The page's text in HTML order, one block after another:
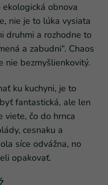
obnova
nie je to lúka vysiata
druhmi a rozhodne to
a zabudni“. Chaos
nie bezmyšlienkovitý.
ku kuchyni, je to
fantastická, ale len
viete, čo do hrnca
cesnaku a
síce odvážna, no
opakovať.